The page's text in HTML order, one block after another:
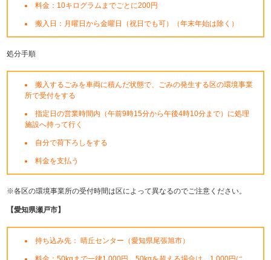
料金：10キログラムまでごとに200円
搬入日：月曜日から金曜日（祝日でも可）（年末年始は除く）
処分手順
搬入するごみを車両に積んだ状態で、ごみの発生する区の環境事業
所で受付をする
指定日の営業時間内（午前9時15分から午後4時10分まで）に処理
施設へ持って行く
自分で荷下ろしをする
料金を支払う
※各区の環境事業所の受付時間は区によって異なるのでご注意ください。
【愛知県瀬戸市】
持ち込み先： 晴丘センター （愛知県尾張旭市）